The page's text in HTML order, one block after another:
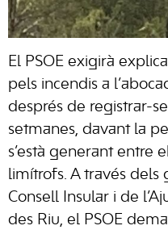
El PSOE exigirà
pels incendis a
després de registrar-
setmanes, davant la
s’està generant entre
limítrofs. A través dels
Consell Insular i de
des Riu, el PSOE